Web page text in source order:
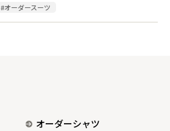
#オーダースーツ
オーダーシャツ